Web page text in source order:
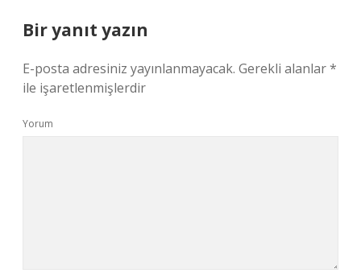
Bir yanıt yazın
E-posta adresiniz yayınlanmayacak. Gerekli alanlar*
ile işaretlenmişlerdir
Yorum